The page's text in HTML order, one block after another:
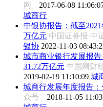
网 2017-06-08
城商行
中银协报告：截至
万亿元 中国证券报·
银协 2022-11-03
城市商业银行发展报
31.72万亿元 中国网财
2019-02-19 11:10:09 城
城商行发展年度报告
众号 2018-11-05